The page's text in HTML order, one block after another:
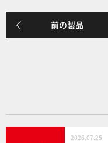
前の製品
2026.07.25